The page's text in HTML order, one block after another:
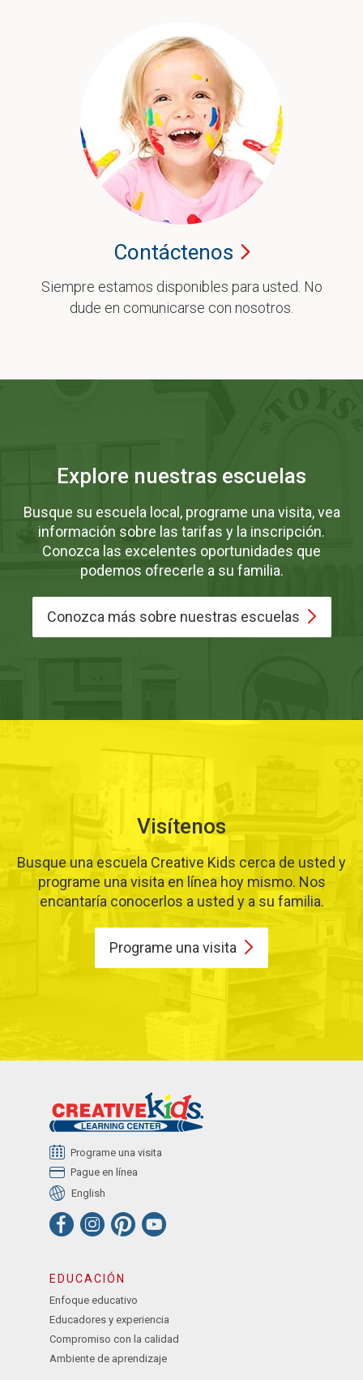
Contáctenos
Siempre estamos disponibles para usted. No
dude en comunicarse con nosotros.
Explore nuestras escuelas
Busque su escuela local, programe una visita, vea
información sobre las tarifas y la inscripción.
Conozca las excelentes oportunidades que
podemos ofrecerle a su familia.
Conozca más sobre nuestras escuelas
Visítenos
Busque una escuela Creative Kids cerca de usted y
programe una visita en línea hoy mismo. Nos
encantaría conocerlos a usted y a su familia.
Programe una visita
Programe una visita
Pague en línea
English
EDUCACIÓN
Enfoque educativo
Educadores y experiencia
Compromiso con la calidad
Ambiente de aprendizaje